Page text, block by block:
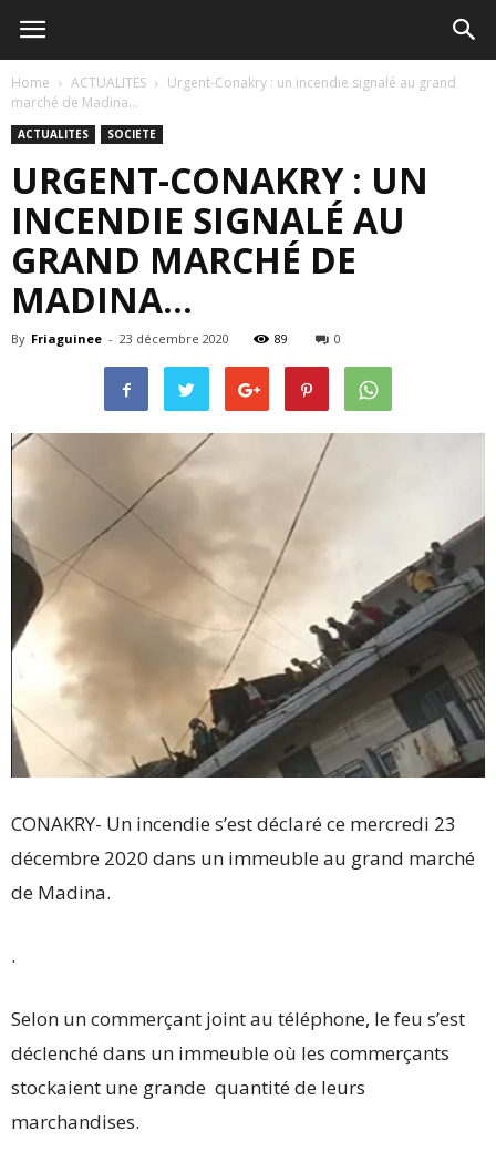
Home ACTUALITES
Urgent-Conakry : un incendie signalé au grand
marché de Madina…
ACTUALITES SOCIETE
URGENT-CONAKRY : UN
INCENDIE SIGNALÉ AU
GRAND MARCHÉ DE
MADINA…
By Friaguinee - 23 décembre 2020 89 0
CONAKRY- Un incendie s’est déclaré ce mercredi 23
décembre 2020 dans un immeuble au grand marché
de Madina.
.
Selon un commerçant joint au téléphone, le feu s’est
déclenché dans un immeuble où les commerçants
stockaient une grande quantité de leurs
marchandises.